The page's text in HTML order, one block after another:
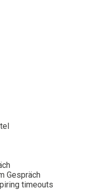
Gespräch
timeouts